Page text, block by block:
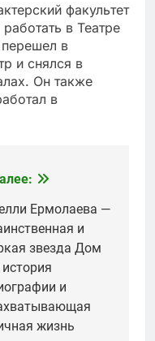
факультет
в Театре
в
и снялся в
Он также
в
Ермолаева —
и
звезда Дом
история
и
жизнь